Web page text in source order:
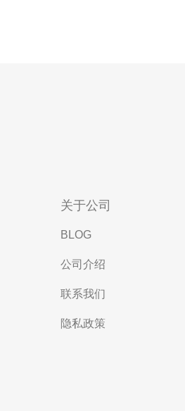
关于公司
BLOG
公司介绍
联系我们
隐私政策